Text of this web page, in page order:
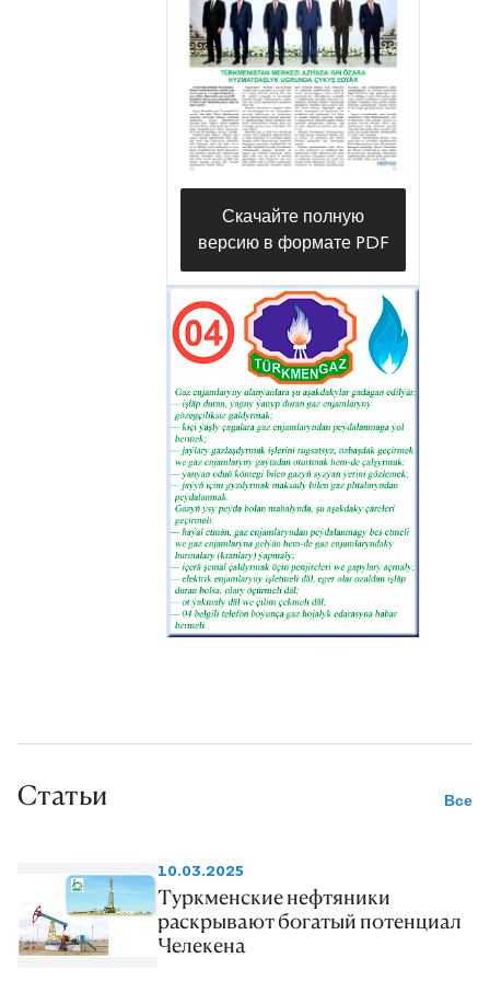
туркменского государства.
Ярким примером этого является
масштабная работа, проводимая
в рамках Национальной
программы развития села. Наше
государство уделяет большое
внимание газификации
населённых пунктов. В
результате природный газ
подводится и в дома вновь
возводимых домохозяйств, —
рассказывает начальник отдела
капитального строительства
управления Суннет Кабулов.
Скачайте полную
версию в формате PDF
Статьи Все
10.03.2025
Туркменские нефтяники
раскрывают богатый потенциал
Челекена